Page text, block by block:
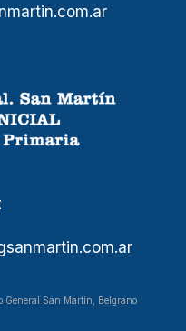
San Martín, Belgrano